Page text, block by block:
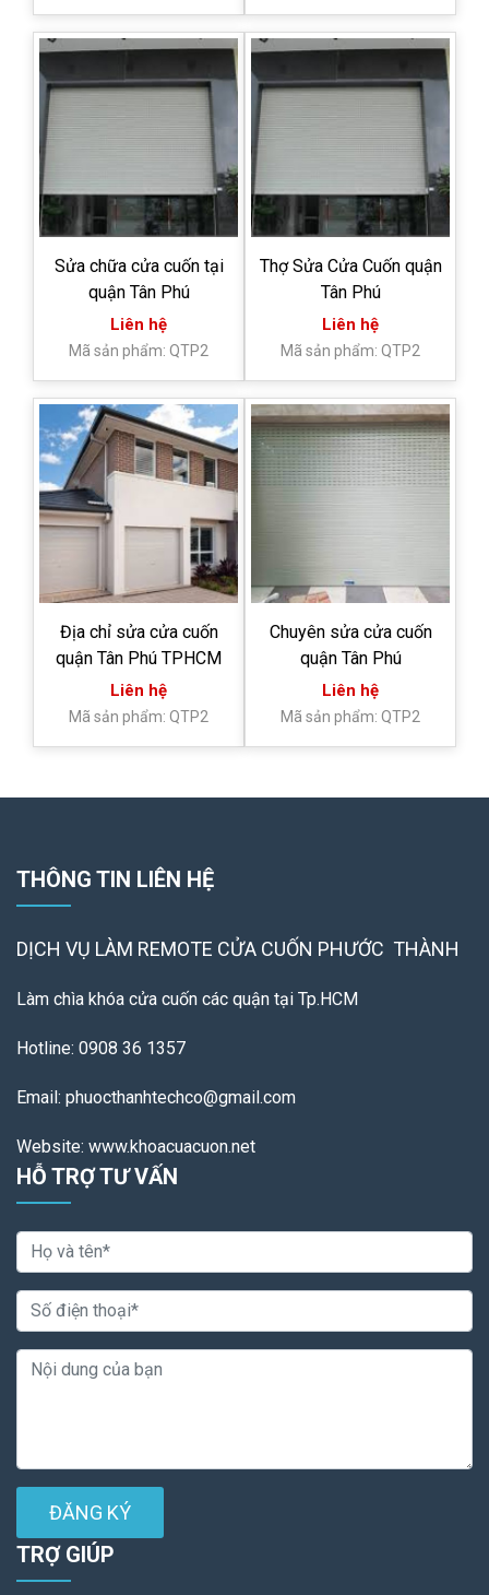
Sửa chữa cửa cuốn tại
quận Tân Phú
Liên hệ
Mã sản phẩm: QTP2
Thợ Sửa Cửa Cuốn quận
Tân Phú
Liên hệ
Mã sản phẩm: QTP2
Địa chỉ sửa cửa cuốn
quận Tân Phú TPHCM
Liên hệ
Mã sản phẩm: QTP2
Chuyên sửa cửa cuốn
quận Tân Phú
Liên hệ
Mã sản phẩm: QTP2
THÔNG TIN LIÊN HỆ
DỊCH VỤ LÀM REMOTE CỬA CUỐN PHƯỚC THÀNH
Làm chìa khóa cửa cuốn các quận tại Tp.HCM
Hotline: 0908 36 1357
Email: phuocthanhtechco@gmail.com
Website: www.khoacuacuon.net
HỖ TRỢ TƯ VẤN
ĐĂNG KÝ
TRỢ GIÚP